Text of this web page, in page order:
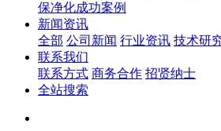
保净化成功案例
新闻资讯
全部 公司新闻 行业资讯 技术研
联系我们
联系方式 商务合作 招贤纳士
全站搜索